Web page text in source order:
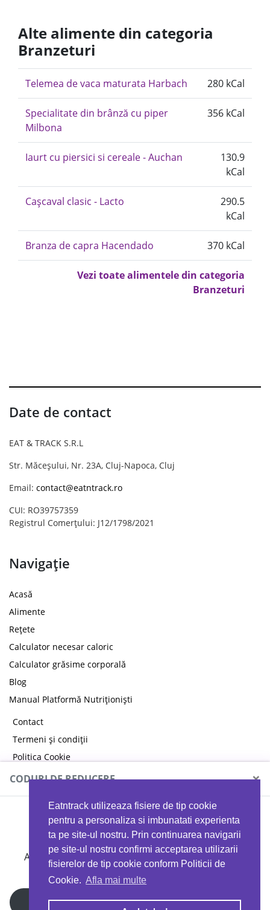
Eatntrack utilizeaza fisiere de tip cookie
pentru a personaliza si imbunatati experienta
ta pe site-ul nostru. Prin continuarea navigarii
pe site-ul nostru confirmi acceptarea utilizarii
fisierelor de tip cookie conform Politicii de
Cookie. Afla mai multe
Alte alimente din categoria
Branzeturi
Telemea de vaca maturata Harbach 280 kCal
Specialitate din brânză cu piper
Milbona
356 kCal
Iaurt cu piersici si cereale - Auchan
130.9
kCal
Cașcaval clasic - Lacto
290.5
kCal
Branza de capra Hacendado 370 kCal
Vezi toate alimentele din categoria
Branzeturi
Date de contact
EAT & TRACK S.R.L
Str. Măceșului, Nr. 23A, Cluj-Napoca, Cluj
Email: contact@eatntrack.ro
CUI: RO39757359
Registrul Comerțului: J12/1798/2021
Navigație
Acasă
Alimente
Rețete
Calculator necesar caloric
Calculator grăsime corporală
Blog
Manual Platformă Nutriționiști
Contact
Termeni și condiții
Politica Cookie
Politica de confidențialitate
CODURI DE REDUCERE ×
MYPROTEIN
Ai 40%reducere la orice comandă folosind codul
EATTRACK
Profită acum